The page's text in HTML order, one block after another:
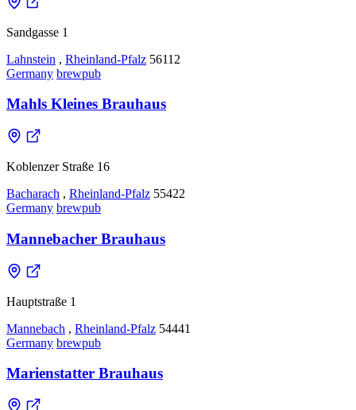
Sandgasse 1
Lahnstein , Rheinland-Pfalz 56112
Germany brewpub
Mahls Kleines Brauhaus
Koblenzer Straße 16
Bacharach , Rheinland-Pfalz 55422
Germany brewpub
Mannebacher Brauhaus
Hauptstraße 1
Mannebach , Rheinland-Pfalz 54441
Germany brewpub
Marienstatter Brauhaus